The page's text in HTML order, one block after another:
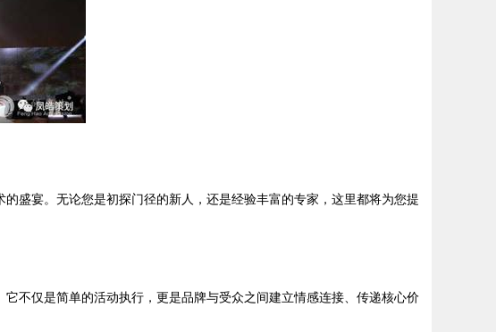
盛宴。无论您是初探门径的新人，还是经验丰富的专家，这里都将为您提
不仅是简单的活动执行，更是品牌与受众之间建立情感连接、传递核心价